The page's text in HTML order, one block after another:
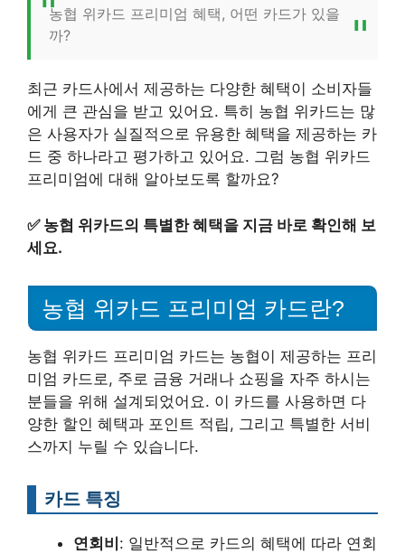
농협 위카드 프리미엄 혜택, 어떤 카드가 있을
까?
최근 카드사에서 제공하는 다양한 혜택이 소비자들
에게 큰 관심을 받고 있어요. 특히 농협 위카드는 많
은 사용자가 실질적으로 유용한 혜택을 제공하는 카
드 중 하나라고 평가하고 있어요. 그럼 농협 위카드
프리미엄에 대해 알아보도록 할까요?
✅ 농협 위카드의 특별한 혜택을 지금 바로 확인해 보
세요.
농협 위카드 프리미엄 카드란?
농협 위카드 프리미엄 카드는 농협이 제공하는 프리
미엄 카드로, 주로 금융 거래나 쇼핑을 자주 하시는
분들을 위해 설계되었어요. 이 카드를 사용하면 다
양한 할인 혜택과 포인트 적립, 그리고 특별한 서비
스까지 누릴 수 있습니다.
카드 특징
연회비 : 일반적으로 카드의 혜택에 따라 연회